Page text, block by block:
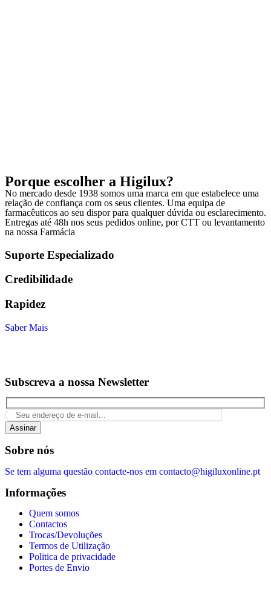
Porque escolher a Higilux?
No mercado desde 1938 somos uma marca em que estabelece uma
relação de confiança com os seus clientes. Uma equipa de
farmacêuticos ao seu dispor para qualquer dúvida ou esclarecimento.
Entregas até 48h nos seus pedidos online, por CTT ou levantamento
na nossa Farmácia
Suporte Especializado
Credibilidade
Rapidez
Saber Mais
Subscreva a nossa Newsletter
Assinar
Sobre nós
Se tem alguma questão contacte-nos em contacto@higiluxonline.pt
Informações
Quem somos
Contactos
Trocas/Devoluções
Termos de Utilização
Politica de privacidade
Portes de Envio